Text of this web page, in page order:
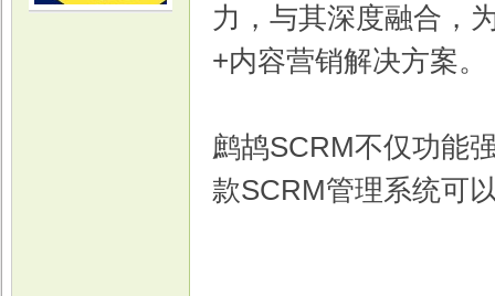
力，与其深度融合，
+内容营销解决方案。
鹧鸪SCRM不仅功能
款SCRM管理系统可